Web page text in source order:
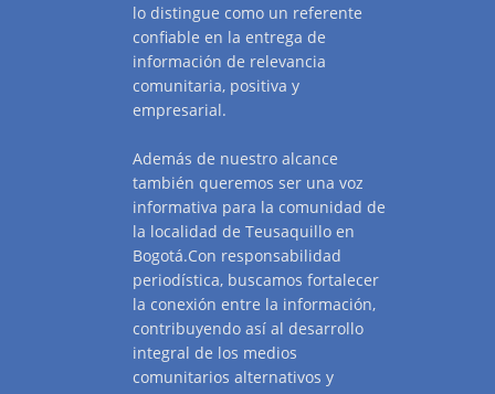
lo distingue como un referente
confiable en la entrega de
información de relevancia
comunitaria, positiva y
empresarial.
Además de nuestro alcance
también queremos ser una voz
informativa para la comunidad de
la localidad de Teusaquillo en
Bogotá.Con responsabilidad
periodística, buscamos fortalecer
la conexión entre la información,
contribuyendo así al desarrollo
integral de los medios
comunitarios alternativos y